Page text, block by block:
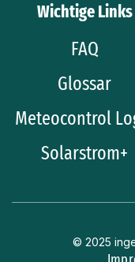
Wichtige Links
FAQ
Glossar
Meteocontrol
Solarstrom+
© 2025